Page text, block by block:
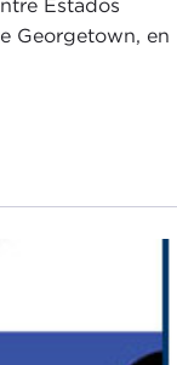
Estados
Georgetown, en